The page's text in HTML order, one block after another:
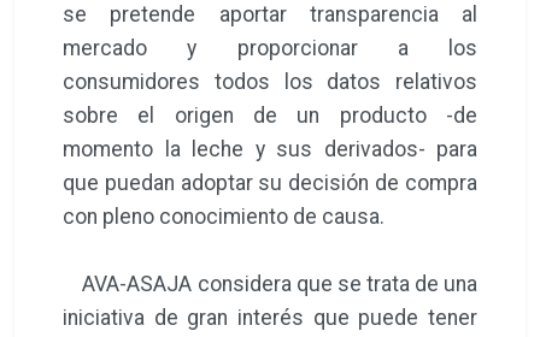
se pretende aportar transparencia al
mercado y proporcionar a los
consumidores todos los datos relativos
sobre el origen de un producto -de
momento la leche y sus derivados- para
que puedan adoptar su decisión de compra
con pleno conocimiento de causa.
AVA-ASAJA considera que se trata de una
iniciativa de gran interés que puede tener